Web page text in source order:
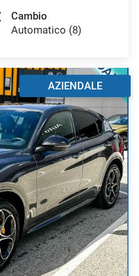
Cambio
Automatico (8)
AZIENDALE